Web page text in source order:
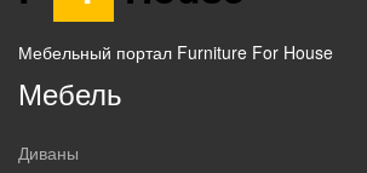
Мебельный портал Furniture For House
Мебель
Диваны